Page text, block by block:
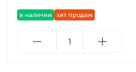
в наличии хит продаж